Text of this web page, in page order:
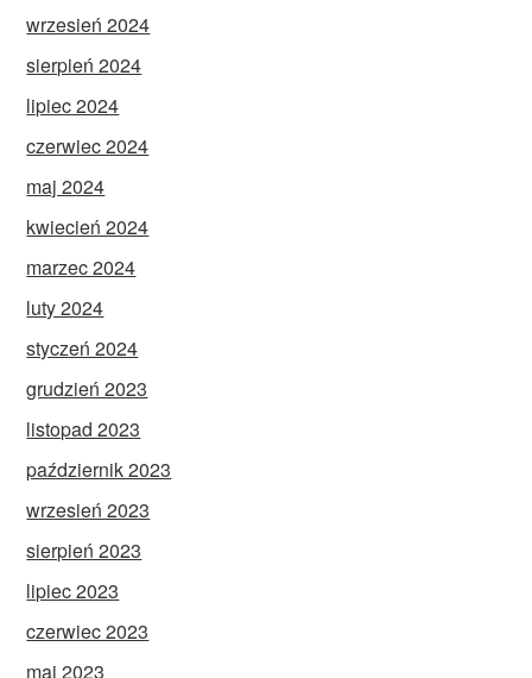
wrzesień 2024
sierpień 2024
lipiec 2024
czerwiec 2024
maj 2024
kwiecień 2024
marzec 2024
luty 2024
styczeń 2024
grudzień 2023
listopad 2023
październik 2023
wrzesień 2023
sierpień 2023
lipiec 2023
czerwiec 2023
maj 2023